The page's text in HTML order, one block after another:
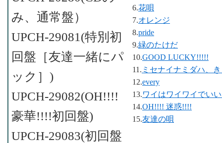
6.花唄
7.オレンジ
8.pride
9.緑のたけだ
10.GOOD LUCKY!!!!!
11. ミセナイナミダハ、
12.every
13.ワイはワイワイでい
14.OH!!!! 迷惑!!!!
15.友達の唄
み、通常盤）
UPCH-29081(特別初
回盤［友達一緒にパ
ック］)
UPCH-29082(OH!!!!
豪華!!!!初回盤)
UPCH-29083(初回盤